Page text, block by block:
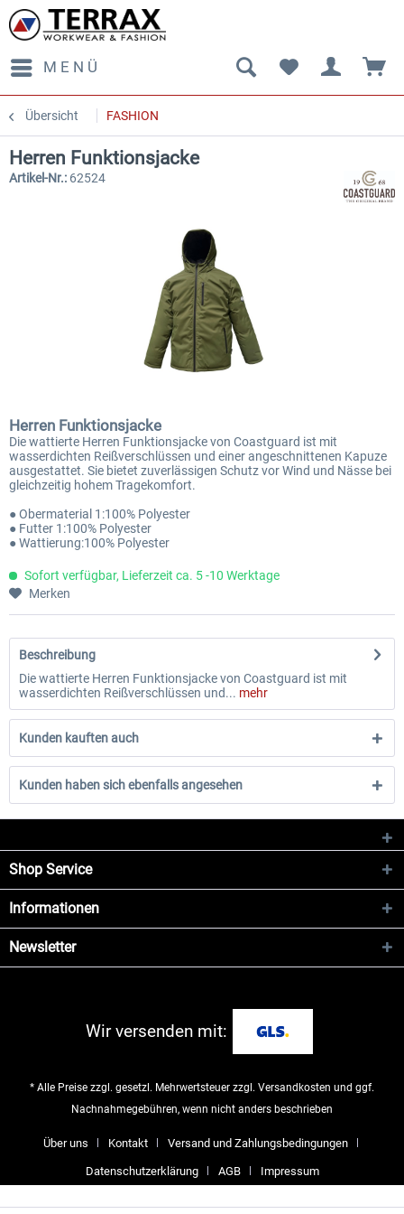
MENÜ
Übersicht FASHION
Herren Funktionsjacke
Artikel-Nr.: 62524
Herren Funktionsjacke
Die wattierte Herren Funktionsjacke von Coastguard ist mit
wasserdichten Reißverschlüssen und einer angeschnittenen Kapuze
ausgestattet. Sie bietet zuverlässigen Schutz vor Wind und Nässe bei
gleichzeitig hohem Tragekomfort.
● Obermaterial 1:100% Polyester
● Futter 1:100% Polyester
● Wattierung:100% Polyester
Sofort verfügbar, Lieferzeit ca. 5 -10 Werktage
Merken
Beschreibung
Die wattierte Herren Funktionsjacke von Coastguard ist mit
wasserdichten Reißverschlüssen und... mehr
Kunden kauften auch
Kunden haben sich ebenfalls angesehen
Shop Service
Informationen
Newsletter
Wir versenden mit:
* Alle Preise zzgl. gesetzl. Mehrwertsteuer zzgl. Versandkosten und ggf.
Nachnahmegebühren, wenn nicht anders beschrieben
Über uns Kontakt Versand und Zahlungsbedingungen
Datenschutzerklärung AGB Impressum